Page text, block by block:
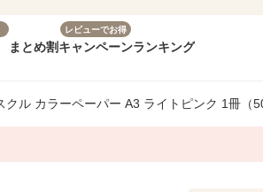
まとめ割
レビューでお得
キャンペーンランキング
クル カラーペーパー A3 ライトピンク 1冊（